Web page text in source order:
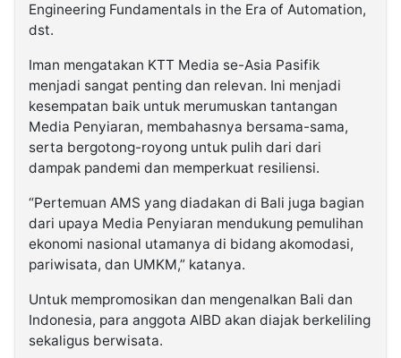
Engineering Fundamentals in the Era of Automation,
dst.
Iman mengatakan KTT Media se-Asia Pasifik
menjadi sangat penting dan relevan. Ini menjadi
kesempatan baik untuk merumuskan tantangan
Media Penyiaran, membahasnya bersama-sama,
serta bergotong-royong untuk pulih dari dari
dampak pandemi dan memperkuat resiliensi.
“Pertemuan AMS yang diadakan di Bali juga bagian
dari upaya Media Penyiaran mendukung pemulihan
ekonomi nasional utamanya di bidang akomodasi,
pariwisata, dan UMKM,” katanya.
Untuk mempromosikan dan mengenalkan Bali dan
Indonesia, para anggota AIBD akan diajak berkeliling
sekaligus berwisata.